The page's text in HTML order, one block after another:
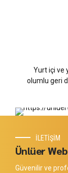
Yurt içi ve
olumlu geri
İLETİŞİM
Ünlüer Web
Güvenilir ve